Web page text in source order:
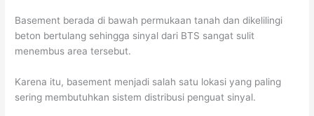
Basement berada di bawah permukaan tanah dan dikelilingi
beton bertulang sehingga sinyal dari BTS sangat sulit
menembus area tersebut.
Karena itu, basement menjadi salah satu lokasi yang paling
sering membutuhkan sistem distribusi penguat sinyal.